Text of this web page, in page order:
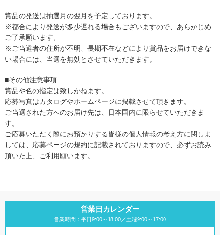
賞品の発送は抽選月の翌月を予定しております。
※都合により発送が多少遅れる場合もございますので、あらかじめ
ご了承願います。
※ご当選者の住所が不明、長期不在などにより賞品をお届けできな
い場合には、当選を無効とさせていただきます。
■その他注意事項
賞品や色の指定は致しかねます。
応募写真はカタログやホームページに掲載させて頂きます。
ご当選された方へのお届け先は、日本国内に限らせていただきま
す。
ご応募いただく際にお預かりする皆様の個人情報の考え方に関しま
しては、応募ページの規約に記載されておりますので、必ずお読み
頂いた上、ご利用願います。
営業日カレンダー
営業時間：平日9:00～18:00／土曜9:00～17:00